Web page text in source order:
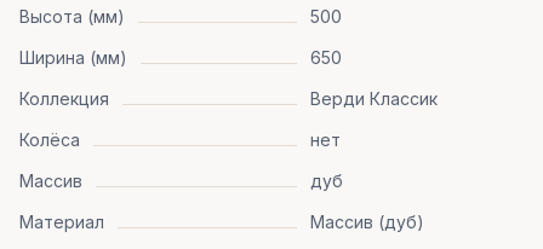
Высота (мм)
500
Ширина (мм)
650
Коллекция
Верди Классик
Колёса
нет
Массив
дуб
Материал
Массив (дуб)